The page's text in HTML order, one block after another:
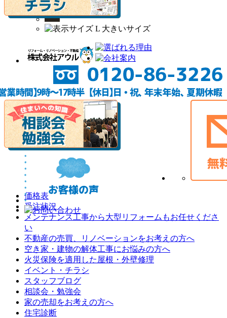
価格表
受注状況
メンテナンス工事から大型リフォームもお任せくださ
い
不動産の売買、リノベーションをお考えの方へ
空き家・建物の解体工事にお悩みの方へ
火災保険を適用した屋根・外壁修理
イベント・チラシ
スタッフブログ
相談会・勉強会
家の売却をお考えの方へ
住宅診断